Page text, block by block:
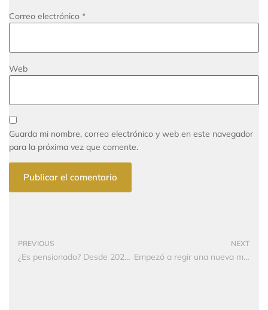
Correo electrónico *
Web
Guarda mi nombre, correo electrónico y web en este navegador
para la próxima vez que comente.
PREVIOUS
¿Es pensionado? Desde 2024 se beneficiará de una reducción en los aportes a salud
NEXT
Empezó a regir una nueva modalidad de tributación y pago de impuestos en Colombia